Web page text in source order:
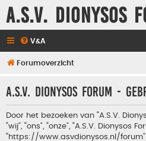
A.S.V. Dionysos
V&A
Forumoverzicht
A.S.V. Dionysos Forum -
Door het bezoeken van “A.S.V.
“wij”, “ons”, “onze”, “A.S.V. Dionysos
“https://www.asvdionysos.nl/